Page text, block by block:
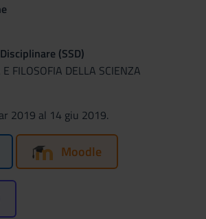
(SSD)
FILOSOFIA DELLA SCIENZA
2019 al 14 giu 2019.
Moodle